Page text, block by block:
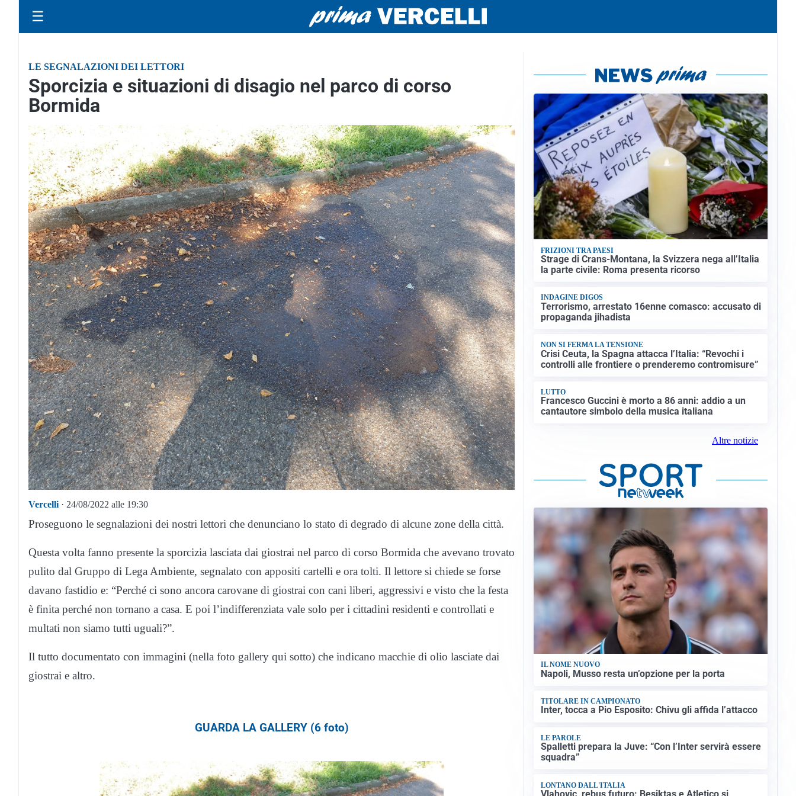
☰
LE SEGNALAZIONI DEI LETTORI
Sporcizia e situazioni di disagio nel parco di corso
Bormida
Vercelli · 24/08/2022 alle 19:30
Proseguono le segnalazioni dei nostri lettori che denunciano lo stato di degrado di alcune zone della città.
Questa volta fanno presente la sporcizia lasciata dai giostrai nel parco di corso Bormida che avevano trovato
pulito dal Gruppo di Lega Ambiente, segnalato con appositi cartelli e ora tolti. Il lettore si chiede se forse
davano fastidio e: “Perché ci sono ancora carovane di giostrai con cani liberi, aggressivi e visto che la festa
è finita perché non tornano a casa. E poi l’indifferenziata vale solo per i cittadini residenti e controllati e
multati non siamo tutti uguali?”.
Il tutto documentato con immagini (nella foto gallery qui sotto) che indicano macchie di olio lasciate dai
giostrai e altro.
GUARDA LA GALLERY (6 foto)
FRIZIONI TRA PAESI
Strage di Crans-Montana, la Svizzera nega all’Italia
la parte civile: Roma presenta ricorso
INDAGINE DIGOS
Terrorismo, arrestato 16enne comasco: accusato di
propaganda jihadista
NON SI FERMA LA TENSIONE
Crisi Ceuta, la Spagna attacca l’Italia: “Revochi i
controlli alle frontiere o prenderemo contromisure”
LUTTO
Francesco Guccini è morto a 86 anni: addio a un
cantautore simbolo della musica italiana
Altre notizie
IL NOME NUOVO
Napoli, Musso resta un’opzione per la porta
TITOLARE IN CAMPIONATO
Inter, tocca a Pio Esposito: Chivu gli affida l’attacco
LE PAROLE
Spalletti prepara la Juve: “Con l’Inter servirà essere
squadra”
LONTANO DALL'ITALIA